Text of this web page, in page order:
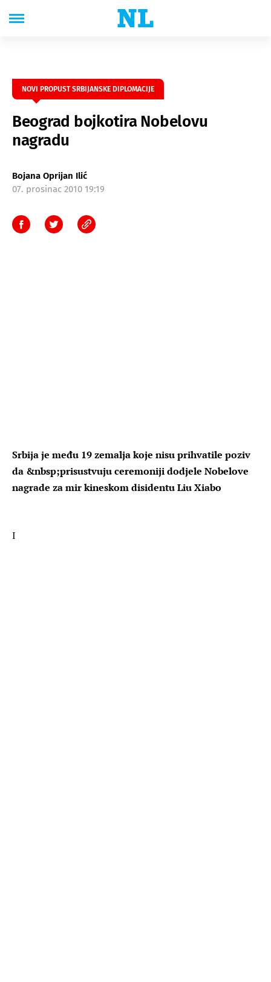
NOVI PROPUST SRBIJANSKE DIPLOMACIJE
Beograd bojkotira Nobelovu
nagradu
Bojana Oprijan Ilić
07. prosinac 2010 19:19
Srbija je među 19 zemalja koje nisu prihvatile poziv
da &nbsp;prisustvuju ceremoniji dodjele Nobelove
nagrade za mir kineskom disidentu Liu Xiabo
I